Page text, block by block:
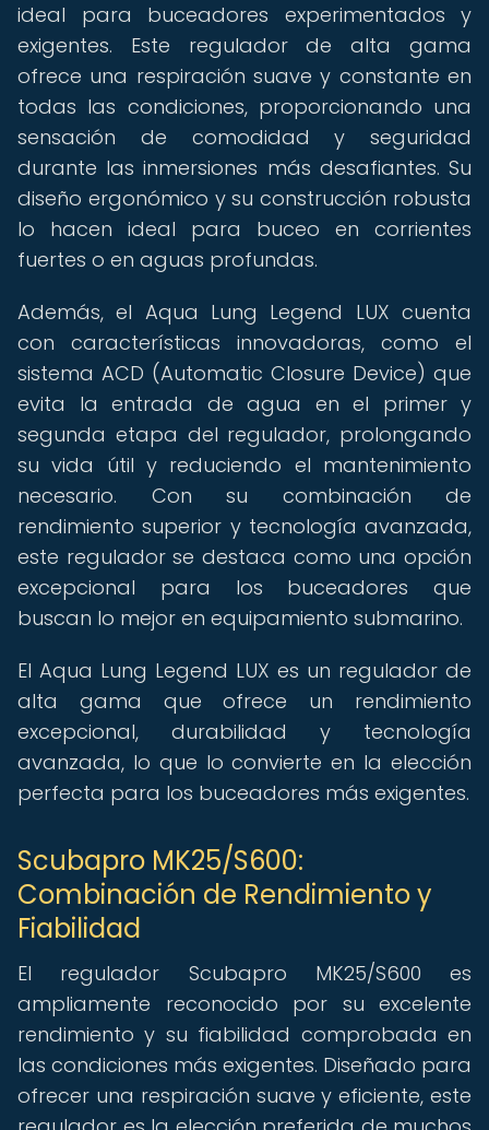
ideal para buceadores experimentados y
exigentes. Este regulador de alta gama
ofrece una respiración suave y constante en
todas las condiciones, proporcionando una
sensación de comodidad y seguridad
durante las inmersiones más desafiantes. Su
diseño ergonómico y su construcción robusta
lo hacen ideal para buceo en corrientes
fuertes o en aguas profundas.
Además, el Aqua Lung Legend LUX cuenta
con características innovadoras, como el
sistema ACD (Automatic Closure Device) que
evita la entrada de agua en el primer y
segunda etapa del regulador, prolongando
su vida útil y reduciendo el mantenimiento
necesario. Con su combinación de
rendimiento superior y tecnología avanzada,
este regulador se destaca como una opción
excepcional para los buceadores que
buscan lo mejor en equipamiento submarino.
El Aqua Lung Legend LUX es un regulador de
alta gama que ofrece un rendimiento
excepcional, durabilidad y tecnología
avanzada, lo que lo convierte en la elección
perfecta para los buceadores más exigentes.
Scubapro MK25/S600:
Combinación de Rendimiento y
Fiabilidad
El regulador Scubapro MK25/S600 es
ampliamente reconocido por su excelente
rendimiento y su fiabilidad comprobada en
las condiciones más exigentes. Diseñado para
ofrecer una respiración suave y eficiente, este